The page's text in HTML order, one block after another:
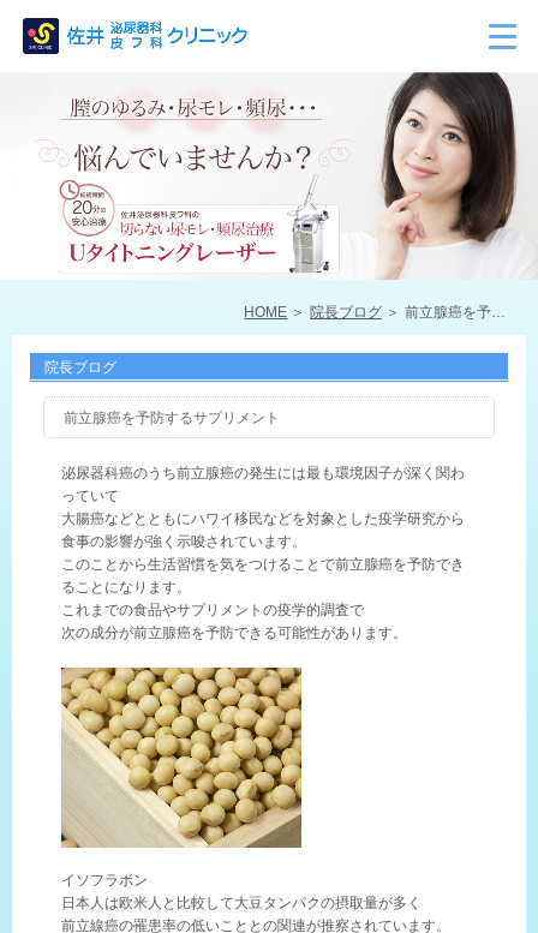
HOME 院長ブログ 前立腺癌を予防するサプリメント
院長ブログ
前立腺癌を予防するサプリメント
泌尿器科癌のうち前立腺癌の発生には最も環境因子が深く関わ
っていて
大腸癌などとともにハワイ移民などを対象とした疫学研究から
食事の影響が強く示唆されています。
このことから生活習慣を気をつけることで前立腺癌を予防でき
ることになります。
これまでの食品やサプリメントの疫学的調査で
次の成分が前立腺癌を予防できる可能性があります。
イソフラボン
日本人は欧米人と比較して大豆タンパクの摂取量が多く
前立線癌の罹患率の低いこととの関連が推察されています。